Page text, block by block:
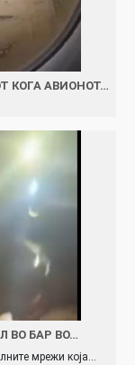
КОГА АВИОНОТ…
ВО БАР ВО…
мрежи која…